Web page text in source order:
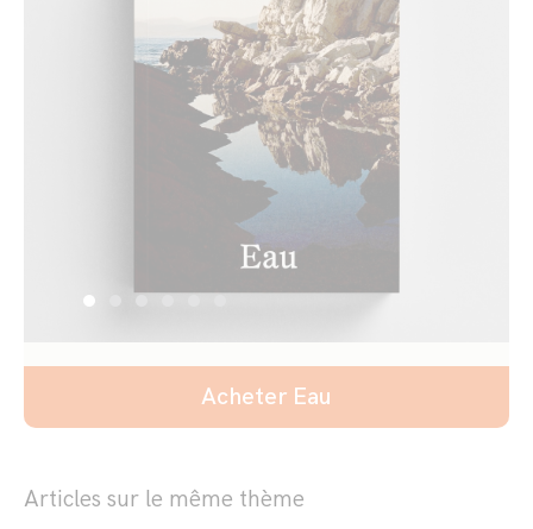
Acheter Eau
Articles sur le même thème